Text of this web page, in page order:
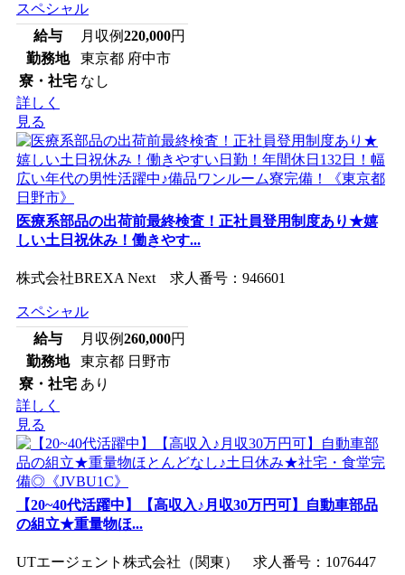
スペシャル
給与
月収例220,000円
勤務地
東京都 府中市
寮・社宅 なし
詳しく
見る
医療系部品の出荷前最終検査！正社員登用制度あり★嬉
しい土日祝休み！働きやす...
株式会社BREXA Next 求人番号：946601
スペシャル
給与
月収例260,000円
勤務地
東京都 日野市
寮・社宅 あり
詳しく
見る
【20~40代活躍中】【高収入♪月収30万円可】自動車部品
の組立★重量物ほ...
UTエージェント株式会社（関東） 求人番号：1076447